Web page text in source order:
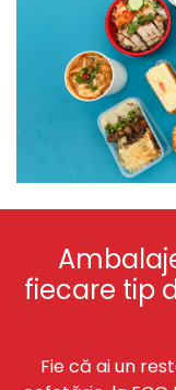
fiecare tip
Fie că ai un